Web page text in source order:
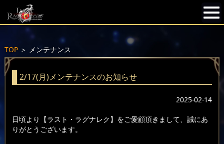
TOP＞ メンテナンス
2/17(月)メンテナンスのお知らせ
2025-02-14
日頃より【ラスト・ラグナレク】をご愛顧頂きまして、誠にあ
りがとうございます。